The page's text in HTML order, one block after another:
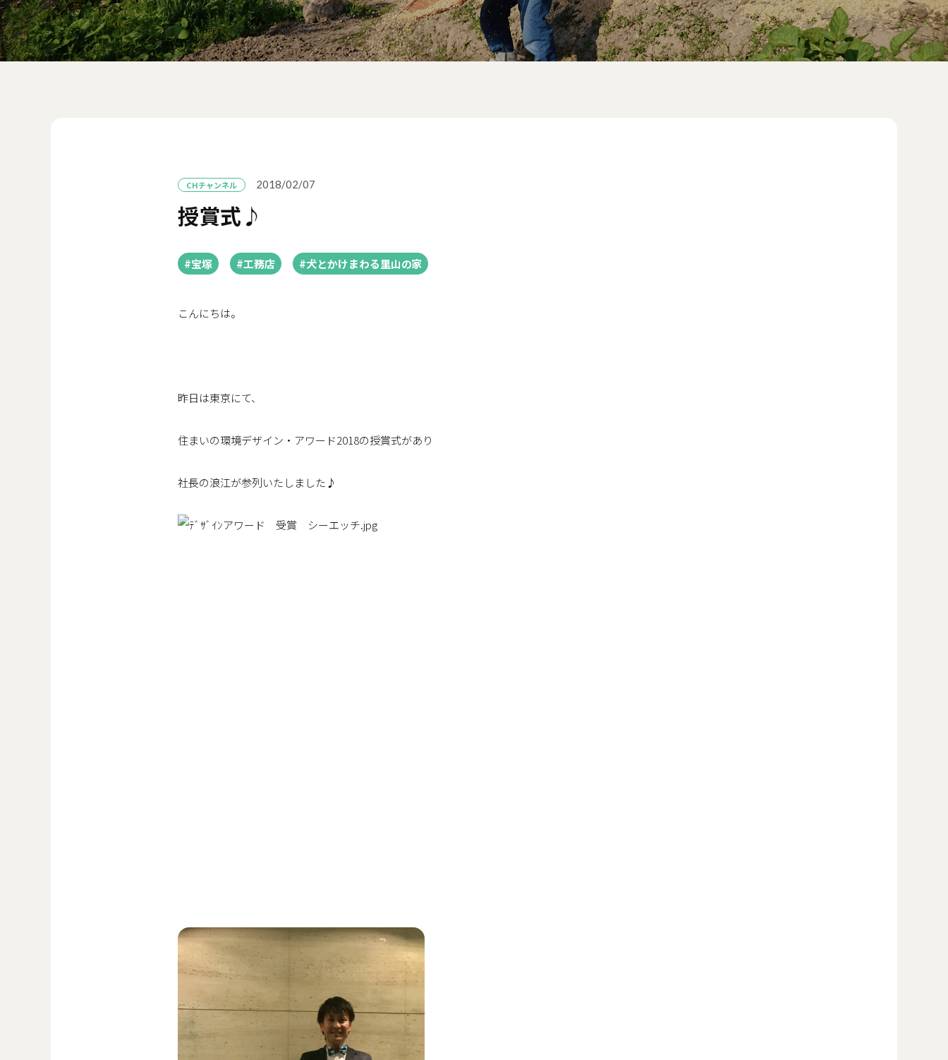
CHチャンネル 2018/02/07
授賞式♪
#宝塚 #工務店 #犬とかけまわる里山の家
こんにちは。
昨日は東京にて、
住まいの環境デザイン・アワード2018の授賞式があり
社長の浪江が参列いたしました♪